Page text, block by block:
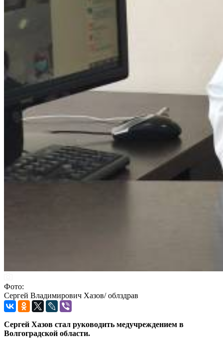
Фото:
Сергей Владимирович Хазов/ облздрав
Сергей Хазов стал руководить медучреждением в
Волгоградской области.